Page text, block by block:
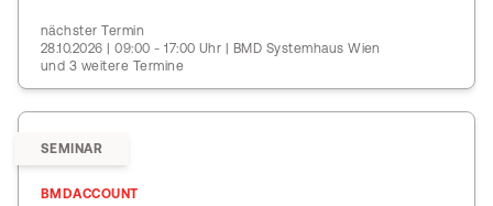
nächster Termin
28.10.2026 | 09:00 - 17:00 Uhr | BMD Systemhaus Wien
und 3 weitere Termine
SEMINAR
BMDACCOUNT